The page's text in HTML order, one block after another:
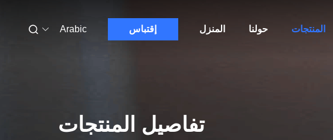
المنزل حولنا المنتجات إقتباس Arabic
تفاصيل المنتجات